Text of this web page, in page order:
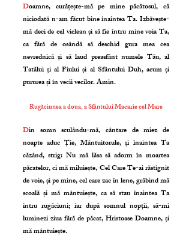
Doamne, curățește-mă pe mine păcătosul, că
niciodată n-am făcut bine înaintea Ta. Izbăvește-
mă deci de cel viclean și să fie întru mine voia Ta,
ca fără de osândă să deschid gura mea cea
nevrednică și să laud preasfânt numele Tău, al
Tatălui și al Fiului și al Sfântului Duh, acum și
pururea și în vecii vecilor. Amin.
Rugăciunea a doua, a Sfântului Macarie cel Mare
Din somn sculându-mă, cântare de miez de
noapte aduc Ție, Mântuitorule, și înaintea Ta
căzând, strig: Nu mă lăsa să adorm în moartea
păcatelor, ci mă miluiește, Cel Care Te-ai răstignit
de voie, și pe mine, cel care zac în lene, grăbind mă
scoală și mă mântuiește, ca să stau înaintea Ta
întru rugăciuni; iar după somnul nopții, să-mi
luminezi ziua fără de păcat, Hristoase Doamne, și
mă mântuiește.